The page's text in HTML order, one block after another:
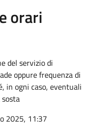
orari
del servizio di
oppure frequenza di
in ogni caso, eventuali
2025, 11:37